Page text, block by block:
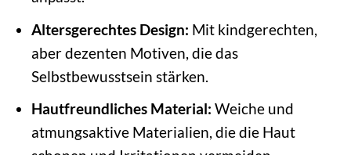
Altersgerechtes Design: Mit kindgerechten,
aber dezenten Motiven, die das
Selbstbewusstsein stärken.
Hautfreundliches Material: Weiche und
atmungsaktive Materialien, die die Haut